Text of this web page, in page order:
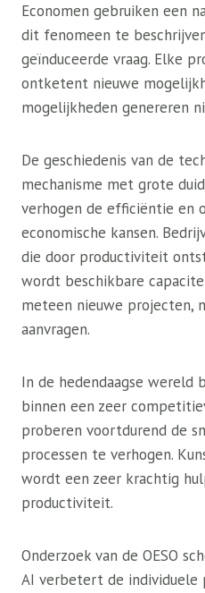
Economen gebruiken een
dit fenomeen te
geïnduceerde vraag. Elke
ontketent nieuwe
mogelijkheden genereren
De geschiedenis van de
mechanisme met grote
verhogen de efficiëntie en
economische kansen.
die door productiviteit
wordt beschikbare
meteen nieuwe projecten,
aanvragen.
In de hedendaagse wereld
binnen een zeer
proberen voortdurend de
processen te verhogen.
wordt een zeer krachtig
productiviteit.
Onderzoek van de OESO
AI verbetert de individuele